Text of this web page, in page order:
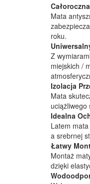
Mata
roku.
Z
miejskich /
Izolacja
Mata
uciążliwego
Idealna
Latem
a srebrnej
Łatwy
Montaż
dzięki